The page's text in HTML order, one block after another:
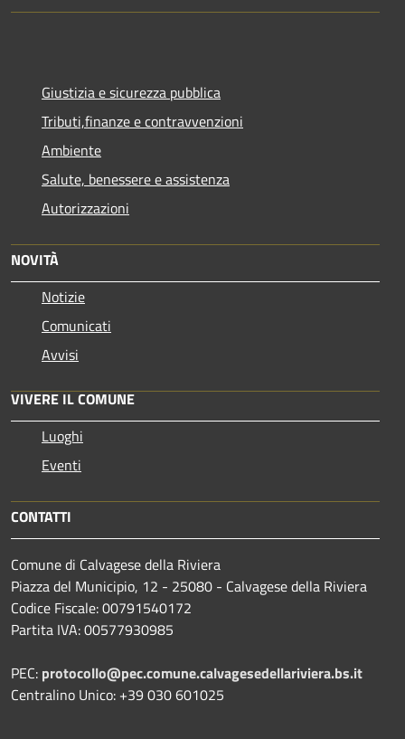
Giustizia e sicurezza pubblica
Tributi,finanze e contravvenzioni
Ambiente
Salute, benessere e assistenza
Autorizzazioni
NOVITÀ
Notizie
Comunicati
Avvisi
VIVERE IL COMUNE
Luoghi
Eventi
CONTATTI
Comune di Calvagese della Riviera
Piazza del Municipio, 12 - 25080 - Calvagese della Riviera
Codice Fiscale: 00791540172
Partita IVA: 00577930985
PEC: protocollo@pec.comune.calvagesedellariviera.bs.it
Centralino Unico: +39 030 601025